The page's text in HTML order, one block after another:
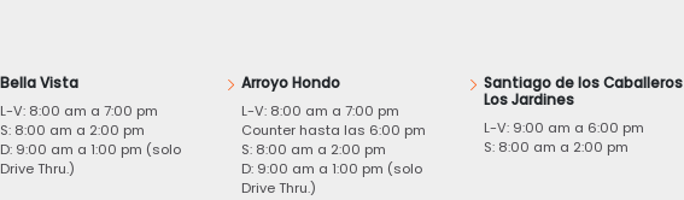
Bella Vista
L-V: 8:00 am a 7:00 pm
S: 8:00 am a 2:00 pm
D: 9:00 am a 1:00 pm (solo
Drive Thru.)
Arroyo Hondo
L-V: 8:00 am a 7:00 pm
Counter hasta las 6:00 pm
S: 8:00 am a 2:00 pm
D: 9:00 am a 1:00 pm (solo
Drive Thru.)
Santiago de los
Los Jardines
L-V: 9:00 am a 6:00 pm
S: 8:00 am a 2:00 pm